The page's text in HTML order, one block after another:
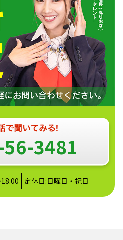
3481
定休日:日曜日・祝日